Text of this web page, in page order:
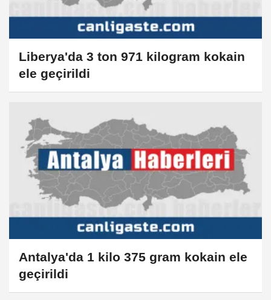
Liberya'da 3 ton 971 kilogram kokain
ele geçirildi
Antalya'da 1 kilo 375 gram kokain ele
geçirildi